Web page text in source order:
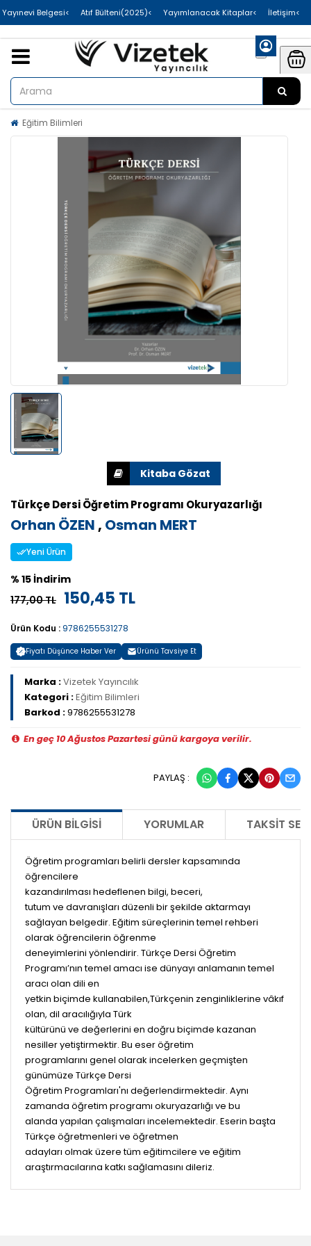
>İletişim
>Yayımlanacak Kitaplar
>Atıf Bülteni(2025)
>Uluslararası Yayınevi Belgesi
Eğitim Bilimleri
Türkçe Dersi Öğretim Programı Okuryazarlığı
Orhan ÖZEN , Osman MERT
Yeni Ürün
% 15 İndirim
177,00 TL 150,45 TL
Ürün Kodu : 9786255531278
Fiyatı Düşünce Haber Ver Ürünü Tavsiye Et
Marka :Vizetek Yayıncılık
Kategori :Eğitim Bilimleri
Barkod :9786255531278
En geç 10 Ağustos Pazartesi günü kargoya verilir.
PAYLAŞ :
ÜRÜN BILGISI YORUMLAR TAKSIT
Öğretim programları belirli dersler kapsamında
öğrencilere
kazandırılması hedeflenen bilgi, beceri,
tutum ve davranışları düzenli bir şekilde aktarmayı
sağlayan belgedir. Eğitim süreçlerinin temel rehberi
olarak öğrencilerin öğrenme
deneyimlerini yönlendirir. Türkçe Dersi Öğretim
Programı’nın temel amacı ise dünyayı anlamanın temel
aracı olan dili en
yetkin biçimde kullanabilen,Türkçenin zenginliklerine vâkıf
olan, dil aracılığıyla Türk
kültürünü ve değerlerini en doğru biçimde kazanan
nesiller yetiştirmektir. Bu eser öğretim
programlarını genel olarak incelerken geçmişten
günümüze Türkçe Dersi
Öğretim Programları'nı değerlendirmektedir. Aynı
zamanda öğretim programı okuryazarlığı ve bu
alanda yapılan çalışmaları incelemektedir. Eserin başta
Türkçe öğretmenleri ve öğretmen
adayları olmak üzere tüm eğitimcilere ve eğitim
araştırmacılarına katkı sağlamasını dileriz.